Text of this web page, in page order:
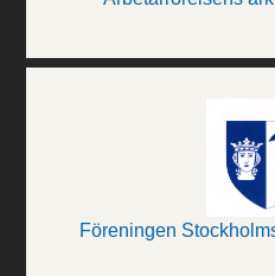
Föreningen